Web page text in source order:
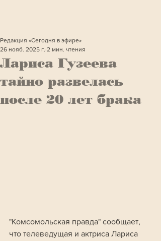
Лариса Гузеева
тайно развелась
после 20 лет брака
Редакция «Сегодня в эфире»
26 нояб. 2025 г. 2 мин. чтения
"Комсомольская правда" сообщает,
что телеведущая и актриса Лариса